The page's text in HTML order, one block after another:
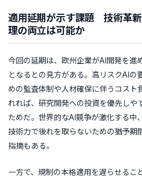
適用延期が示す課題 技術革
理の両立は可能か
今回の延期は、欧州企業がAI開発を進
となるとの見方がある。高リスクAIの
めの監査体制や人材確保に伴うコスト
れれば、研究開発への投資を優先しや
ためだ。世界的なAI競争が激化する中
技術力で後れを取らないための猶予期
指摘もある。
一方で、規制の本格適用を遅らせるこ